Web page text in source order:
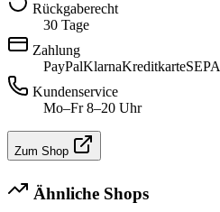
Rückgaberecht
30 Tage
Zahlung
PayPalKlarnaKreditkarteSEPA
Kundenservice
Mo–Fr 8–20 Uhr
Zum Shop
Ähnliche Shops